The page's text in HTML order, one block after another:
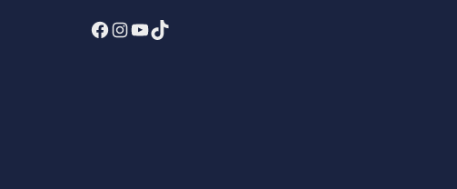
Facebook
Instagram
YouTube
TikTok